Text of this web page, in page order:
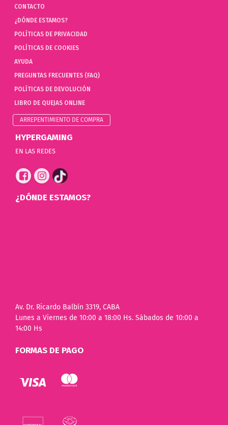
CONTACTO
¿DÓNDE ESTAMOS?
POLÍTICAS DE PRIVACIDAD
POLÍTICAS DE COOKIES
AYUDA
PREGUNTAS FRECUENTES (FAQ)
POLÍTICAS DE DEVOLUCIÓN
LIBRO DE QUEJAS ONLINE
ARREPENTIMIENTO DE COMPRA
HYPERGAMING
EN LAS REDES
¿DÓNDE ESTAMOS?
Av. Dr. Ricardo Balbín 3319, CABA
Lunes a Viernes de 10:00 a 18:00 Hs. Sábados de 10:00 a
14:00 Hs
FORMAS DE PAGO